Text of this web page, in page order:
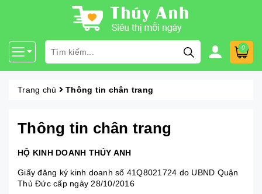
0
Trang chủ Thông tin chân trang
Thông tin chân trang
HỘ KINH DOANH THÚY ANH
Giấy đăng ký kinh doanh số 41Q8021724 do UBND Quận
Thủ Đức cấp ngày 28/10/2016